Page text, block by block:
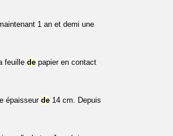
1 an et demi une
feuille de papier en contact
épaisseur de 14 cm. Depuis